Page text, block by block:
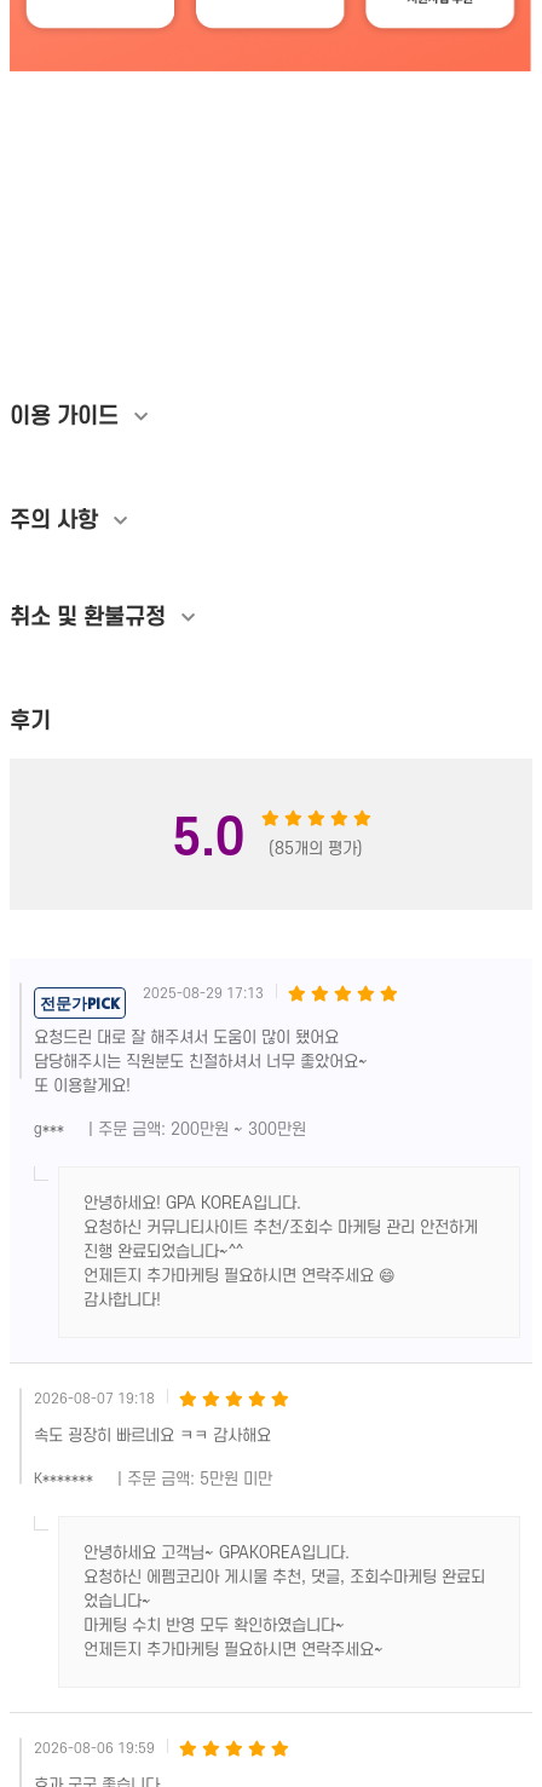
×
이용 가이드
주의 사항
취소 및 환불규정
후기
5.0 (85개의 평가)
전문가PICK 2025-08-29 17:13
요청드린 대로 잘 해주셔서 도움이 많이 됐어요
담당해주시는 직원분도 친절하셔서 너무 좋았어요~
또 이용할게요!
g*** | 주문 금액: 200만원 ~ 300만원
안녕하세요! GPA KOREA입니다.
요청하신 커뮤니티사이트 추천/조회수 마케팅 관리 안전하게
진행 완료되었습니다~^^
언제든지 추가마케팅 필요하시면 연락주세요 😄
감사합니다!
2026-08-07 19:18
속도 굉장히 빠르네요 ㅋㅋ 감사해요
K******* | 주문 금액: 5만원 미만
안녕하세요 고객님~ GPAKOREA입니다.
요청하신 에펨코리아 게시물 추천, 댓글, 조회수마케팅 완료되
었습니다~
마케팅 수치 반영 모두 확인하였습니다~
언제든지 추가마케팅 필요하시면 연락주세요~
2026-08-06 19:59